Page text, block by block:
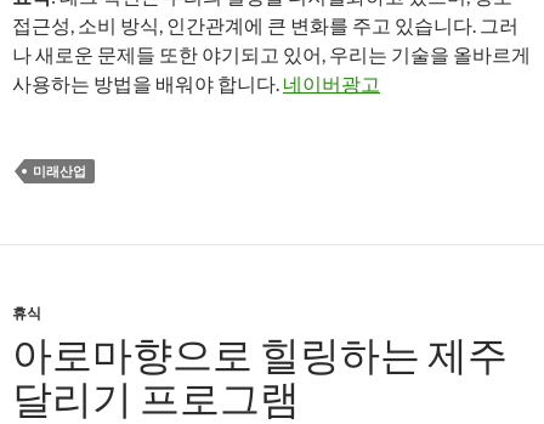
접근성, 소비 방식, 인간관계에 큰 변화를 주고 있습니다. 그러
나 새로운 문제들 또한 야기되고 있어, 우리는 기술을 올바르게
사용하는 방법을 배워야 합니다. 네이버광고
미래산업
휴식
아로마향으로 힐링하는 제주
달리기 프로그램